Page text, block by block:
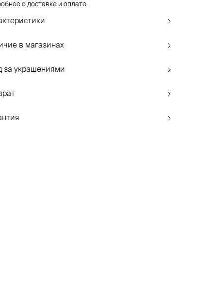
о доставке и оплате
в магазинах
за украшениями